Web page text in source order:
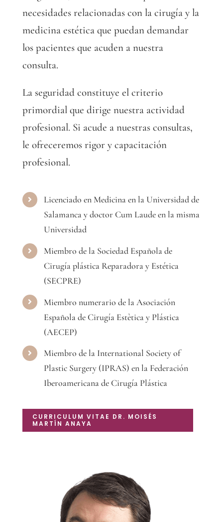
necesidades relacionadas con la cirugía y la
medicina estética que puedan demandar
los pacientes que acuden a nuestra
consulta.
La seguridad constituye el criterio
primordial que dirige nuestra actividad
profesional. Si acude a nuestras consultas,
le ofreceremos rigor y capacitación
profesional.
Licenciado en Medicina en la Universidad de
Salamanca y doctor Cum Laude en la misma
Universidad
Miembro de la Sociedad Española de
Cirugía plástica Reparadora y Estética
(SECPRE)
Miembro numerario de la Asociación
Española de Cirugía Estètica y Plástica
(AECEP)
Miembro de la International Society of
Plastic Surgery (IPRAS) en la Federación
Iberoamericana de Cirugía Plástica
CURRICULUM VITAE DR. MOISÉS
MARTÍN ANAYA